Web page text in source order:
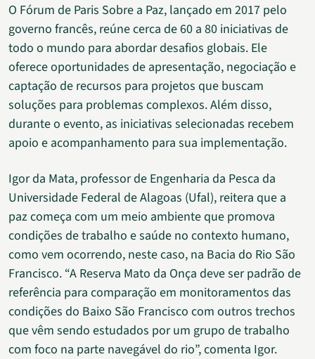
O Fórum de Paris Sobre a Paz, lançado em 2017 pelo
governo francês, reúne cerca de 60 a 80 iniciativas de
todo o mundo para abordar desafios globais. Ele
oferece oportunidades de apresentação, negociação e
captação de recursos para projetos que buscam
soluções para problemas complexos. Além disso,
durante o evento, as iniciativas selecionadas recebem
apoio e acompanhamento para sua implementação.
Igor da Mata, professor de Engenharia da Pesca da
Universidade Federal de Alagoas (Ufal), reitera que a
paz começa com um meio ambiente que promova
condições de trabalho e saúde no contexto humano,
como vem ocorrendo, neste caso, na Bacia do Rio São
Francisco. “A Reserva Mato da Onça deve ser padrão de
referência para comparação em monitoramentos das
condições do Baixo São Francisco com outros trechos
que vêm sendo estudados por um grupo de trabalho
com foco na parte navegável do rio”, comenta Igor.